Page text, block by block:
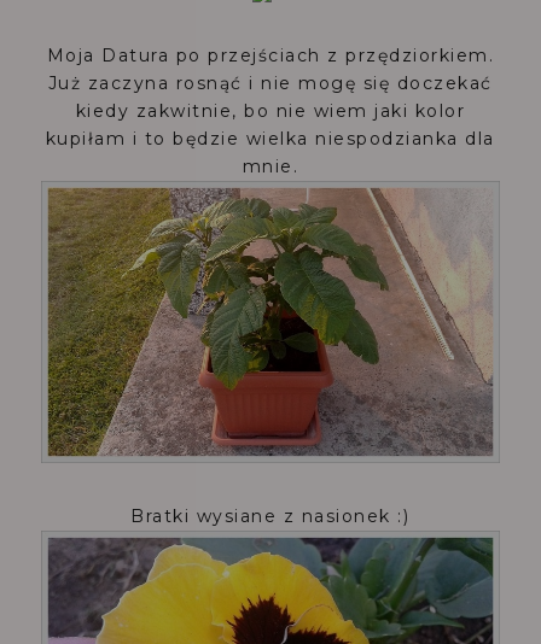
Moja Datura po przejściach z przędziorkiem.
Już zaczyna rosnąć i nie mogę się doczekać
kiedy zakwitnie, bo nie wiem jaki kolor
kupiłam i to będzie wielka niespodzianka dla
mnie.
Bratki wysiane z nasionek :)